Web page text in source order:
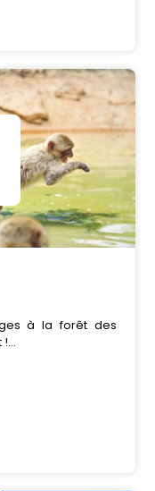
à la forêt des